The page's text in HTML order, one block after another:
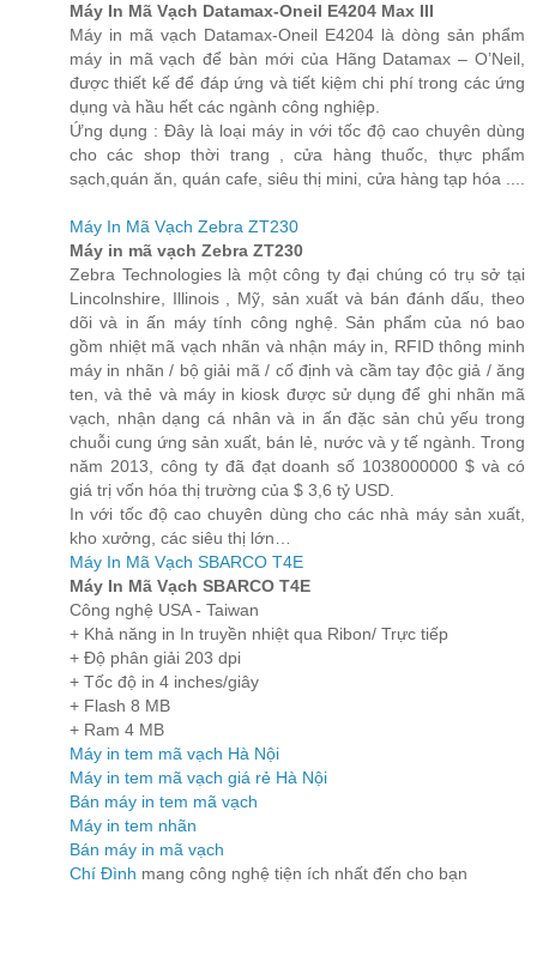
Máy In Mã Vạch Datamax-Oneil E4204 Max III
Máy in mã vạch Datamax-Oneil E4204 là dòng sản phẩm
máy in mã vạch để bàn mới của Hãng Datamax – O’Neil,
được thiết kế để đáp ứng và tiết kiệm chi phí trong các ứng
dụng và hầu hết các ngành công nghiệp.
Ứng dụng : Đây là loại máy in với tốc độ cao chuyên dùng
cho các shop thời trang , cửa hàng thuốc, thực phẩm
sạch,quán ăn, quán cafe, siêu thị mini, cửa hàng tạp hóa ....
Máy In Mã Vạch Zebra ZT230
Máy in mã vạch Zebra ZT230
Zebra Technologies là một công ty đại chúng có trụ sở tại
Lincolnshire, Illinois , Mỹ, sản xuất và bán đánh dấu, theo
dõi và in ấn máy tính công nghệ. Sản phẩm của nó bao
gồm nhiệt mã vạch nhãn và nhận máy in, RFID thông minh
máy in nhãn / bộ giải mã / cố định và cầm tay độc giả / ăng
ten, và thẻ và máy in kiosk được sử dụng để ghi nhãn mã
vạch, nhận dạng cá nhân và in ấn đặc sản chủ yếu trong
chuỗi cung ứng sản xuất, bán lẻ, nước và y tế ngành. Trong
năm 2013, công ty đã đạt doanh số 1038000000 $ và có
giá trị vốn hóa thị trường của $ 3,6 tỷ USD.
In với tốc độ cao chuyên dùng cho các nhà máy sản xuất,
kho xưởng, các siêu thị lớn…
Máy In Mã Vạch SBARCO T4E
Máy In Mã Vạch SBARCO T4E
Công nghệ USA - Taiwan
+ Khả năng in In truyền nhiệt qua Ribon/ Trực tiếp
+ Độ phân giải 203 dpi
+ Tốc độ in 4 inches/giây
+ Flash 8 MB
+ Ram 4 MB
Máy in tem mã vạch Hà Nội
Máy in tem mã vạch giá rẻ Hà Nội
Bán máy in tem mã vạch
Máy in tem nhãn
Bán máy in mã vạch
Chí Đình mang công nghệ tiện ích nhất đến cho bạn